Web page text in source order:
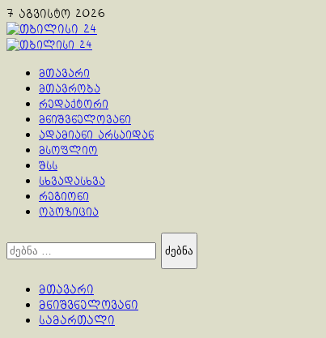
Skip
to
content
7 აგვისტო 2026
Primary
მთავარი
მთავრობა
რედაქტორი
მნიშვნელოვანი
ადამიანი არსაიდან
მსოფლიო
შსს
სხვადასხვა
რეგიონი
ოპოზიცია
ძებნა:
მთავარი
მნიშვნელოვანი
სამართალი